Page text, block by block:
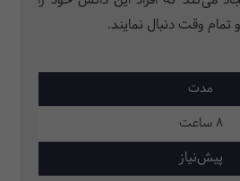
وقت دنبال نمایند.
مدت
8 ساعت
پیش‌نیاز